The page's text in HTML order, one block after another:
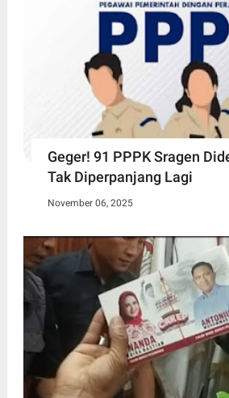
Geger! 91 PPPK Sragen
Tak Diperpanjang Lagi
November 06, 2025